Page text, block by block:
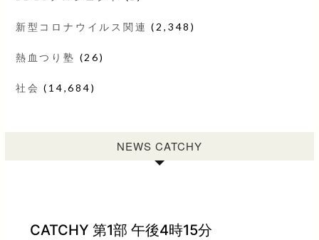
新型コロナウイルス関連 (2,348)
熱血つり塾 (26)
社会 (14,684)
NEWS CATCHY
CATCHY 第1部 午後4時15分